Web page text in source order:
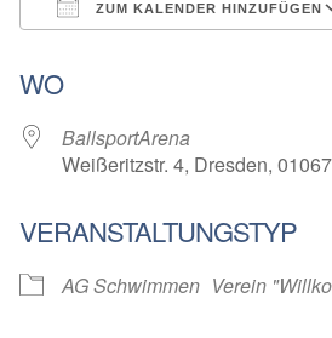
ZUM KALENDER HINZUFÜGEN
WO
BallsportArena
Weißeritzstr. 4, Dresden, 01067
VERANSTALTUNGSTYP
AG Schwimmen Verein